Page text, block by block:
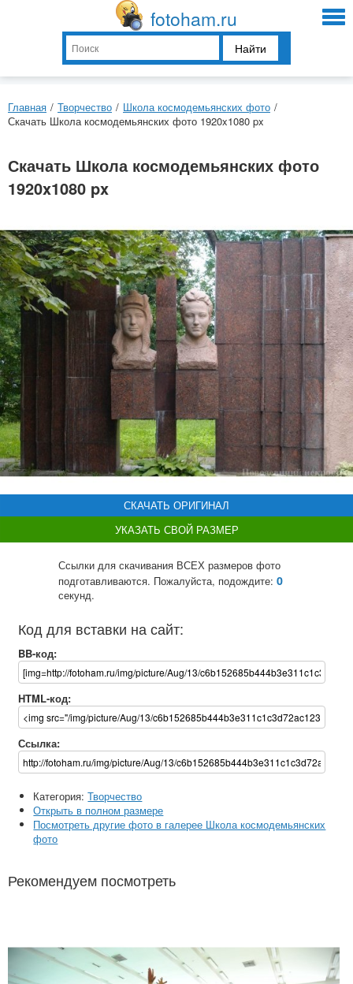
fotoham.ru
Найти
Главная / Творчество / Школа космодемьянских фото /
Скачать Школа космодемьянских фото 1920x1080 px
Скачать Школа космодемьянских фото
1920x1080 px
СКАЧАТЬ ОРИГИНАЛ
УКАЗАТЬ СВОЙ РАЗМЕР
Ссылки для скачивания ВСЕХ размеров фото
подготавливаются. Пожалуйста, подождите: 0
секунд.
Код для вставки на сайт:
BB-код:
HTML-код:
Ссылка:
Категория:Творчество
Открыть в полном размере
Посмотреть другие фото в галерее Школа космодемьянских
фото
Рекомендуем посмотреть